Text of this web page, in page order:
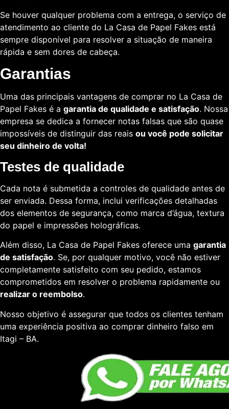
Se houver qualquer problema com a entrega, o serviço de
atendimento ao cliente do La Casa de Papel Fakes está
sempre disponível para resolver a situação de maneira
rápida e sem dores de cabeça.
Garantias
Uma das principais vantagens de comprar no La Casa de
Papel Fakes é a garantia de qualidade e satisfação. Nossa
empresa se dedica a fornecer notas falsas que são quase
impossíveis de distinguir das reais ou você pode solicitar
seu dinheiro de volta!
Testes de qualidade
Cada nota é submetida a controles de qualidade antes de
ser enviada. Dessa forma, inclui verificações detalhadas
dos elementos de segurança, como marca d’água, textura
do papel e impressões holográficas.
Além disso, La Casa de Papel Fakes oferece uma garantia
de satisfação. Se, por qualquer motivo, você não estiver
completamente satisfeito com seu pedido, estamos
comprometidos em resolver o problema rapidamente ou
realizar o reembolso.
Nosso objetivo é assegurar que todos os clientes tenham
uma experiência positiva ao comprar dinheiro falso em
Itagi – BA.